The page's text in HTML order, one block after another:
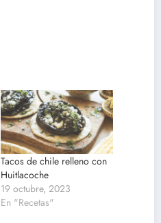
Tacos de chile relleno con
Huitlacoche
19 octubre, 2023
En "Recetas"